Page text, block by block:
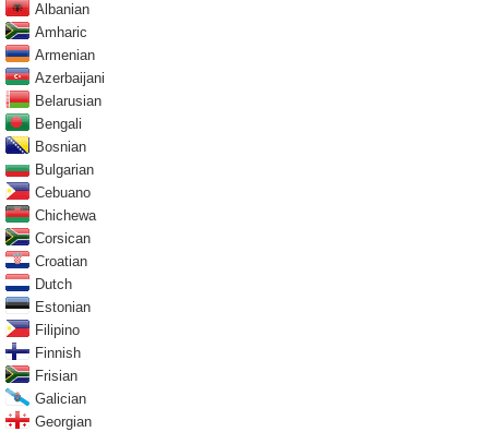
Albanian
Amharic
Armenian
Azerbaijani
Belarusian
Bengali
Bosnian
Bulgarian
Cebuano
Chichewa
Corsican
Croatian
Dutch
Estonian
Filipino
Finnish
Frisian
Galician
Georgian